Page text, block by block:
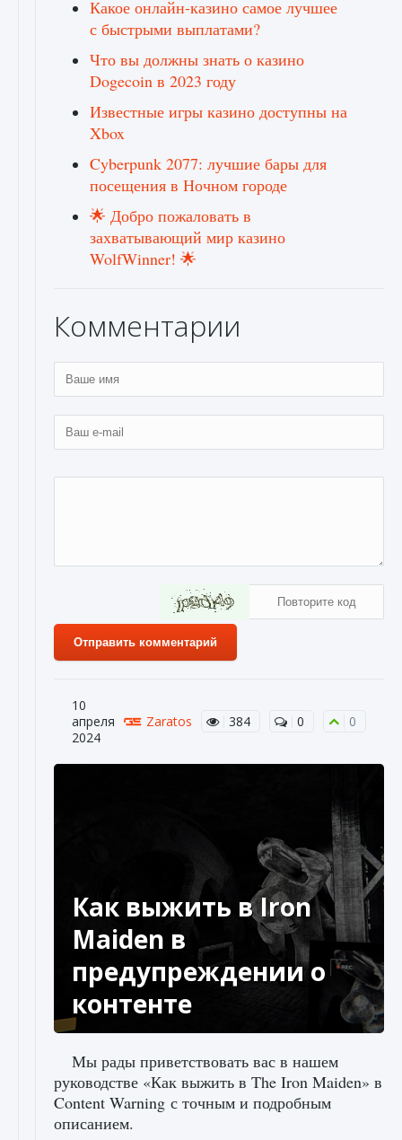
Какое онлайн-казино самое лучшее
с быстрыми выплатами?
Что вы должны знать о казино
Dogecoin в 2023 году
Известные игры казино доступны на
Xbox
Cyberpunk 2077: лучшие бары для
посещения в Ночном городе
🌟 Добро пожаловать в
захватывающий мир казино
WolfWinner! 🌟
Комментарии
Отправить комментарий
10
апреля
2024
Zaratos 384 0 0
Как выжить в Iron
Maiden в
предупреждении о
контенте
Мы рады приветствовать вас в нашем
руководстве «Как выжить в The Iron Maiden» в
Content Warning с точным и подробным
описанием.